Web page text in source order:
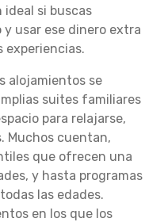
ideal si buscas
usar ese dinero extra
experiencias.
alojamientos se
suites familiares
para relajarse,
Muchos cuentan,
que ofrecen una
y hasta programas
las edades.
en los que los